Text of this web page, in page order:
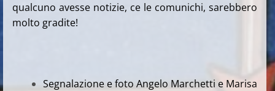
qualcuno avesse notizie, ce le comunichi, sarebbero
molto gradite!
Segnalazione e foto Angelo Marchetti e Marisa